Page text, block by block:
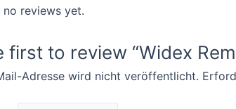
no reviews yet.
first to review “Widex
Adresse wird nicht veröffentlicht.